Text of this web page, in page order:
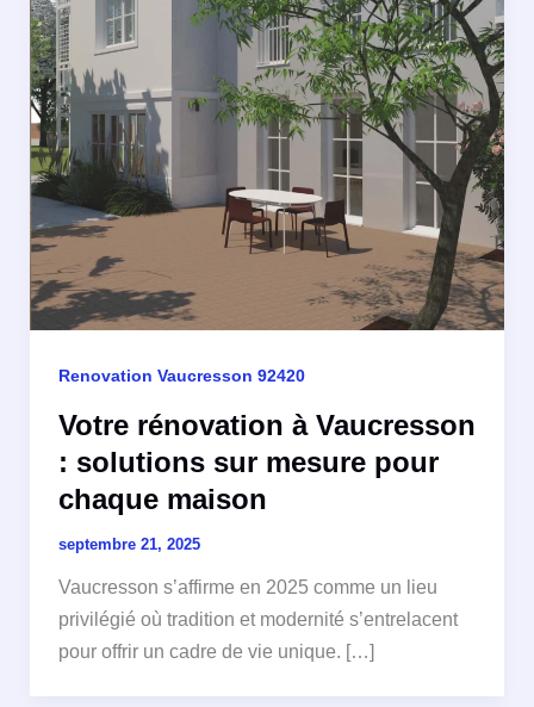
Renovation Vaucresson 92420
Votre rénovation à Vaucresson
: solutions sur mesure pour
chaque maison
septembre 21, 2025
Vaucresson s’affirme en 2025 comme un lieu
privilégié où tradition et modernité s’entrelacent
pour offrir un cadre de vie unique. […]